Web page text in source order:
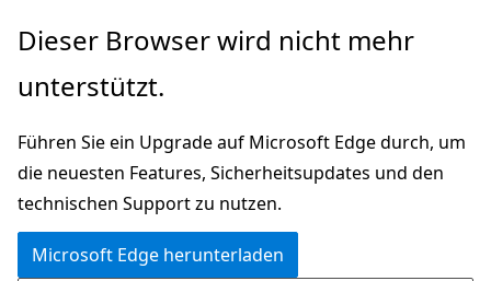
Zu
wechseln
Dieser Browser wird nicht mehr
unterstützt.
Führen Sie ein Upgrade auf Microsoft Edge durch, um
die neuesten Features, Sicherheitsupdates und den
technischen Support zu nutzen.
Microsoft Edge herunterladen